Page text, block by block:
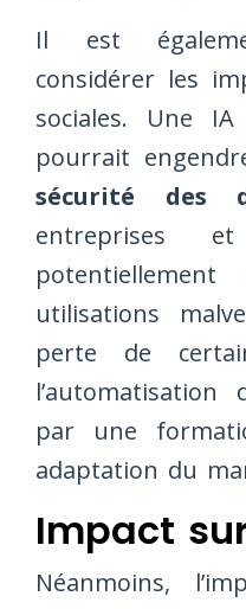
Il est
considérer les
sociales. Une
pourrait
sécurité des
entreprises
utilisations
perte de
par une
adaptation du
Impact
Néanmoins,